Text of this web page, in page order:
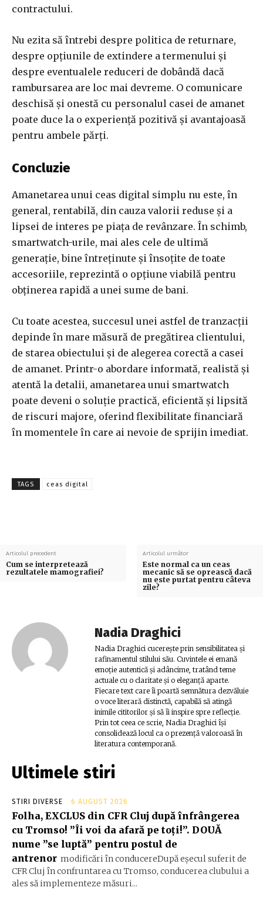
contractului.
Nu ezita să întrebi despre politica de returnare,
despre opțiunile de extindere a termenului și
despre eventualele reduceri de dobândă dacă
rambursarea are loc mai devreme. O comunicare
deschisă și onestă cu personalul casei de amanet
poate duce la o experiență pozitivă și avantajoasă
pentru ambele părți.
Concluzie
Amanetarea unui ceas digital simplu nu este, în
general, rentabilă, din cauza valorii reduse și a
lipsei de interes pe piața de revânzare. În schimb,
smartwatch-urile, mai ales cele de ultimă
generație, bine întreținute și însoțite de toate
accesoriile, reprezintă o opțiune viabilă pentru
obținerea rapidă a unei sume de bani.
Cu toate acestea, succesul unei astfel de tranzacții
depinde în mare măsură de pregătirea clientului,
de starea obiectului și de alegerea corectă a casei
de amanet. Printr-o abordare informată, realistă și
atentă la detalii, amanetarea unui smartwatch
poate deveni o soluție practică, eficientă și lipsită
de riscuri majore, oferind flexibilitate financiară
în momentele în care ai nevoie de sprijin imediat.
TAGS ceas digital
Articolul precedent
Cum se interpretează
rezultatele mamografiei?
Articolul următor
Este normal ca un ceas
mecanic să se oprească dacă
nu este purtat pentru câteva
zile?
Nadia Draghici
Nadia Draghici cucerește prin sensibilitatea și
rafinamentul stilului său. Cuvintele ei emană
emoție autentică și adâncime, tratând teme
actuale cu o claritate și o eleganță aparte.
Fiecare text care îi poartă semnătura dezvăluie
o voce literară distinctă, capabilă să atingă
inimile cititorilor și să îi inspire spre reflecție.
Prin tot ceea ce scrie, Nadia Draghici își
consolidează locul ca o prezență valoroasă în
literatura contemporană.
Ultimele stiri
STIRI DIVERSE 6 AUGUST 2026
Folha, EXCLUS din CFR Cluj după înfrângerea
cu Tromso! ”Îi voi da afară pe toți!”. DOUĂ
nume ”se luptă” pentru postul de
antrenor modificări în conducereDupă eșecul suferit de
CFR Cluj în confruntarea cu Tromso, conducerea clubului a
ales să implementeze măsuri...